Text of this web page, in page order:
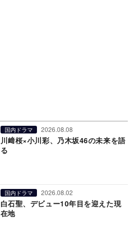
国内ドラマ 2026.08.08
川﨑桜×小川彩、乃木坂46の未来を語
る
国内ドラマ 2026.08.02
白石聖、デビュー10年目を迎えた現
在地